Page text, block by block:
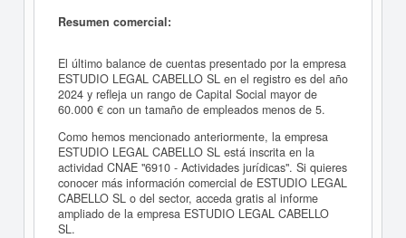
Resumen comercial:
El último balance de cuentas presentado por la empresa
ESTUDIO LEGAL CABELLO SL en el registro es del año
2024 y refleja un rango de Capital Social mayor de
60.000 € con un tamaño de empleados menos de 5.
Como hemos mencionado anteriormente, la empresa
ESTUDIO LEGAL CABELLO SL está inscrita en la
actividad CNAE "6910 - Actividades jurídicas". Si quieres
conocer más información comercial de ESTUDIO LEGAL
CABELLO SL o del sector, acceda gratis al informe
ampliado de la empresa ESTUDIO LEGAL CABELLO
SL.